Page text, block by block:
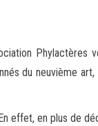
Phylactères
du neuvième
effet, en plus de